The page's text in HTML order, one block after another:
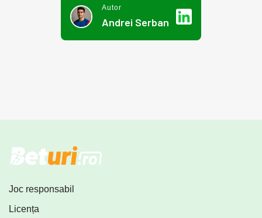
Autor
Andrei Serban
Joc responsabil
Licența